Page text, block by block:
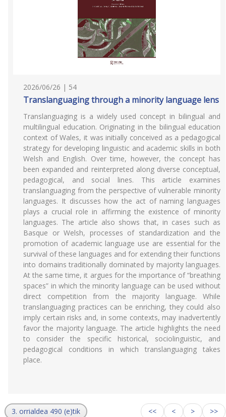
2026/06/26 | 54
Translanguaging through a minority language lens
Translanguaging is a widely used concept in bilingual and
multilingual education. Originating in the bilingual education
context of Wales, it was initially conceived as a pedagogical
strategy for developing linguistic and academic skills in both
Welsh and English. Over time, however, the concept has
been expanded and reinterpreted along diverse conceptual,
pedagogical, and social lines. This article examines
translanguaging from the perspective of vulnerable minority
languages. It discusses how the act of naming languages
plays a crucial role in affirming the existence of minority
languages. The article also shows that, in cases such as
Basque or Welsh, processes of standardization and the
promotion of academic language use are essential for the
survival of these languages and for extending their functions
into domains traditionally dominated by majority languages.
At the same time, it argues for the importance of “breathing
spaces” in which the minority language can be used without
direct competition from the majority language. While
translanguaging practices can be enriching, they could also
imply certain risks and, in some contexts, may inadvertently
favor the majority language. The article highlights the need
to consider the specific historical, sociolinguistic, and
pedagogical conditions in which translanguaging takes
place.
3. orrialdea 490 (e)tik << < > >>